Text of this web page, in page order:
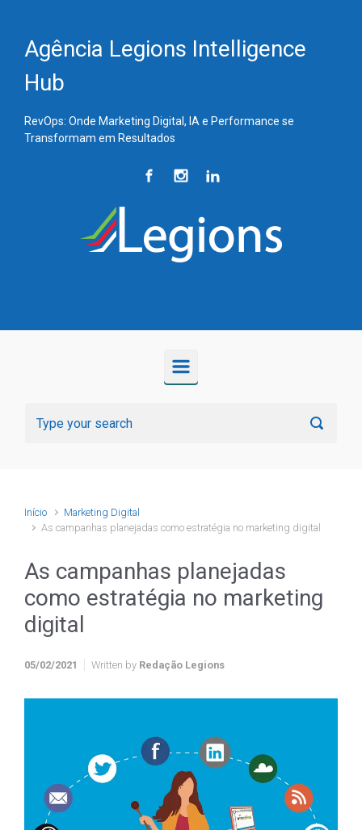
Agência Legions Intelligence
Hub
RevOps: Onde Marketing Digital, IA e Performance se
Transformam em Resultados
Início
Marketing Digital
As campanhas planejadas como estratégia no marketing digital
As campanhas planejadas
como estratégia no marketing
digital
05/02/2021 Written by Redação Legions